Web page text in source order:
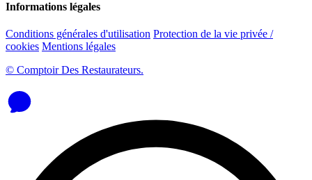
Informations légales
Conditions générales d'utilisation Protection de la vie privée /
cookies Mentions légales
© Comptoir Des Restaurateurs.